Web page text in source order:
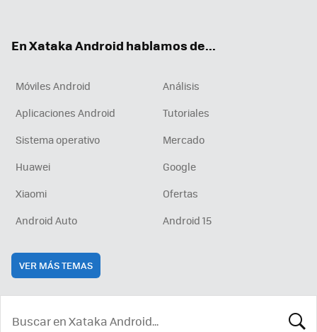
En Xataka Android hablamos de...
Móviles Android
Análisis
Aplicaciones Android
Tutoriales
Sistema operativo
Mercado
Huawei
Google
Xiaomi
Ofertas
Android Auto
Android 15
VER MÁS TEMAS